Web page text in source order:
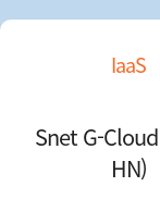
IaaS
Snet G-
HN)